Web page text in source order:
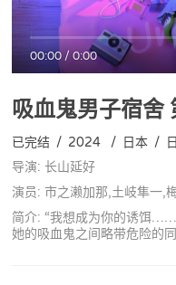
00:00/0:00
吸血鬼男子宿舍
已完结 / 2024 / 日本 /
导演: 长山延好
演员: 市之濑加那,土岐隼一,
简介: “我想成为你的诱饵
她的吸血鬼之间略带危险的